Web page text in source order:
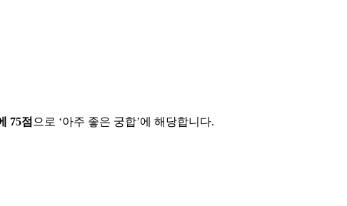
75점 으로 ‘아주 좋은 궁합’에 해당합니다.